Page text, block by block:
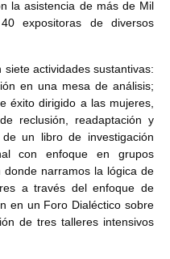
la asistencia de más de Mil
expositoras de diversos
actividades sustantivas:
en una mesa de análisis;
éxito dirigido a las mujeres,
reclusión, readaptación y
un libro de investigación
con enfoque en grupos
narramos la lógica de
a través del enfoque de
en un Foro Dialéctico sobre
de tres talleres intensivos